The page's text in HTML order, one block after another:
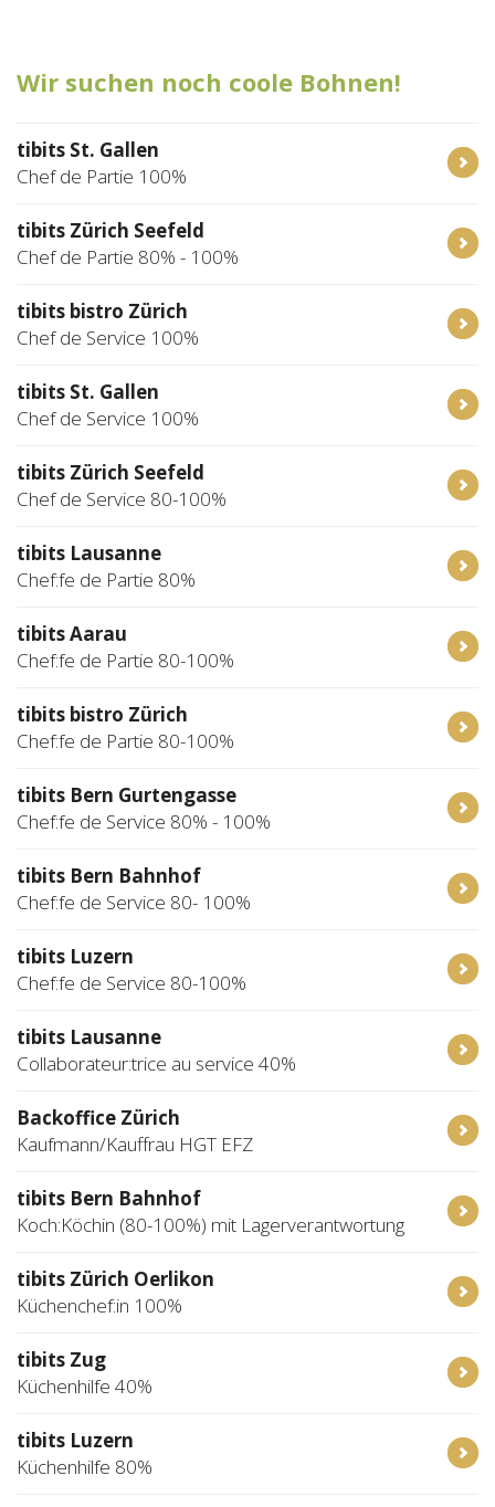
Login
Wir suchen noch coole Bohnen!
tibits St. Gallen
Chef de Partie 100%
tibits Zürich Seefeld
Chef de Partie 80% - 100%
tibits bistro Zürich
Chef de Service 100%
tibits St. Gallen
Chef de Service 100%
tibits Zürich Seefeld
Chef de Service 80-100%
tibits Lausanne
Chef:fe de Partie 80%
tibits Aarau
Chef:fe de Partie 80-100%
tibits bistro Zürich
Chef:fe de Partie 80-100%
tibits Bern Gurtengasse
Chef:fe de Service 80% - 100%
tibits Bern Bahnhof
Chef:fe de Service 80- 100%
tibits Luzern
Chef:fe de Service 80-100%
tibits Lausanne
Collaborateur:trice au service 40%
Backoffice Zürich
Kaufmann/Kauffrau HGT EFZ
tibits Bern Bahnhof
Koch:Köchin (80-100%) mit Lagerverantwortung
tibits Zürich Oerlikon
Küchenchef:in 100%
tibits Zug
Küchenhilfe 40%
tibits Luzern
Küchenhilfe 80%